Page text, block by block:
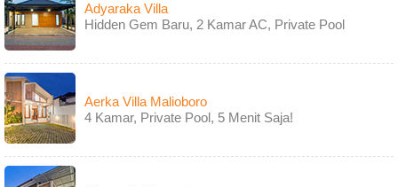
Adyaraka Villa
Hidden Gem Baru, 2 Kamar AC, Private Pool
Aerka Villa Malioboro
4 Kamar, Private Pool, 5 Menit Saja!